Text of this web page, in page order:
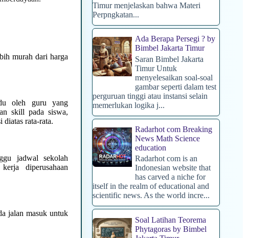
murah dari harga
oleh guru yang
skill pada siswa,
rata-rata.
jadwal sekolah
diperusahaan
jalan masuk untuk
Timur menjelaskan bahwa Materi
Perpngkatan...
Ada Berapa Persegi ? by
Bimbel Jakarta Timur
Saran Bimbel Jakarta
Timur Untuk
menyelesaikan soal-soal
gambar seperti dalam test
perguruan tinggi atau instansi selain
memerlukan logika j...
Radarhot com Breaking
News Math Science
education
Radarhot com is an
Indonesian website that
has carved a niche for
itself in the realm of educational and
scientific news. As the world incre...
Soal Latihan Teorema
Phytagoras by Bimbel